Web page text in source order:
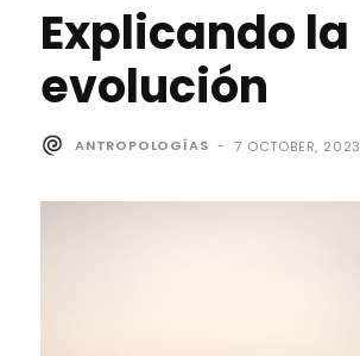
Explicando la
evolución
ANTROPOLOGÍAS - 7 OCTOBER, 2023